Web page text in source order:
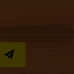
S''INSCRIRE